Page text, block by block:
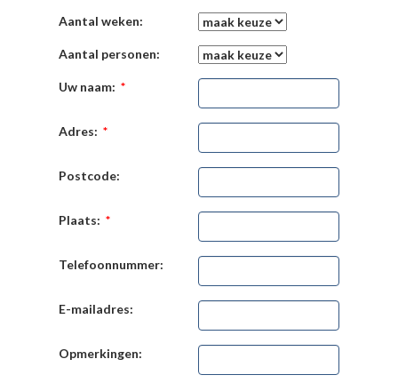
Aantal weken:
Aantal personen:
Uw naam: *
Adres: *
Postcode:
Plaats: *
Telefoonnummer:
E-mailadres:
Opmerkingen: